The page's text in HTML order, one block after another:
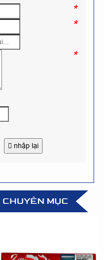
*
*
*
nhập lại
MỤC